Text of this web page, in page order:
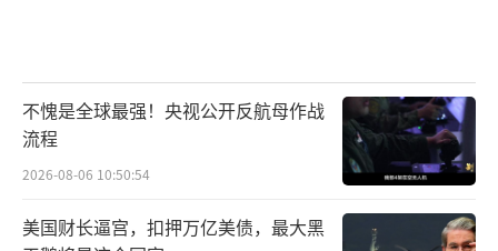
不愧是全球最强！央视公开反航母作战
流程
2026-08-06 10:50:54
美国财长逼宫，扣押万亿美债，最大黑